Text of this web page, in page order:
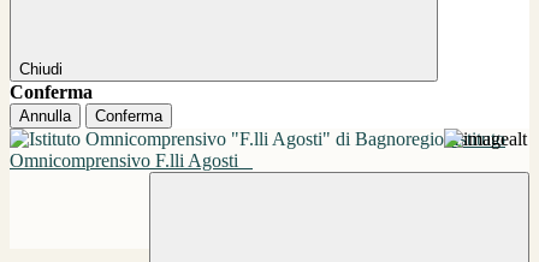
Chiudi
Conferma
Annulla Conferma
Istituto
Omnicomprensivo F.lli Agosti